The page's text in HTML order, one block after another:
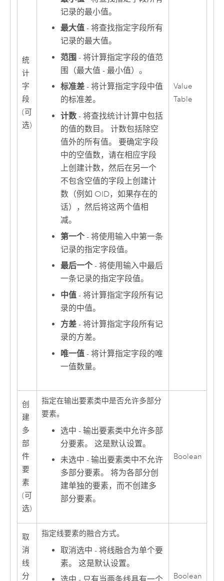
统
计
字
段
(可
选)
记录的最小值。
最大值 - 将查找指定字段所有
记录的最大值。
范围 - 将计算指定字段的值范
围（最大值 - 最小值）。
标准差 - 将计算指定字段中值
的标准差。
计数 - 将查找统计计算中包括
的值的数目。 计数包括除空
值外的所有值。 要确定字段
中的空值数，请在相应字段
上创建计数，然后在另一个
不包含空值的字段上创建计
数（例如 OID，如果存在的
话），然后将这两个值相
减。
第一个 - 将使用输入中第一条
记录的指定字段值。
最后一个 - 将使用输入中最后
一条记录的指定字段值。
中值 - 将计算指定字段所有记
录的中值。
方差 - 将计算指定字段所有记
录的方差。
唯一值 - 将计算指定字段的唯
一值数量。
Value
Table
创
建
多
部
件
要
素
(可
选)
指定在输出要素类中是否允许多部分
要素。
选中 - 输出要素类中允许多部
分要素。 这是默认设置。
未选中 - 输出要素类中不允许
多部分要素。 将为各部分创
建单独的要素，而不创建多
部分要素。
Boolean
取
消
线
分
指定线要素的融合方式。
取消选中 - 将线融合为单个要
素。 这是默认设置。
Boolean